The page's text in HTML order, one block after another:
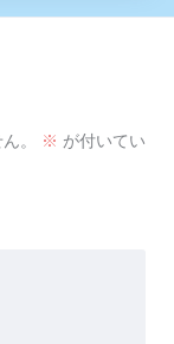
。 ※ が付いてい